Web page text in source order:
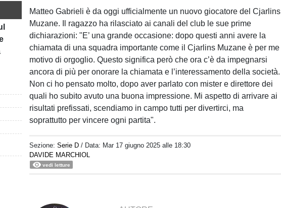
Matteo Gabrieli è da oggi ufficialmente un nuovo giocatore del Cjarlins
Muzane. Il ragazzo ha rilasciato ai canali del club le sue prime
dichiarazioni: "E’ una grande occasione: dopo questi anni avere la
chiamata di una squadra importante come il Cjarlins Muzane è per me
motivo di orgoglio. Questo significa però che ora c’è da impegnarsi
ancora di più per onorare la chiamata e l’interessamento della società.
Non ci ho pensato molto, dopo aver parlato con mister e direttore dei
quali ho subito avuto una buona impressione. Mi aspetto di arrivare ai
risultati prefissati, scendiamo in campo tutti per divertirci, ma
soprattutto per vincere ogni partita".
Sezione:Serie D / Data: Mar 17 giugno 2025 alle 18:30
DAVIDE MARCHIOL
vedi letture